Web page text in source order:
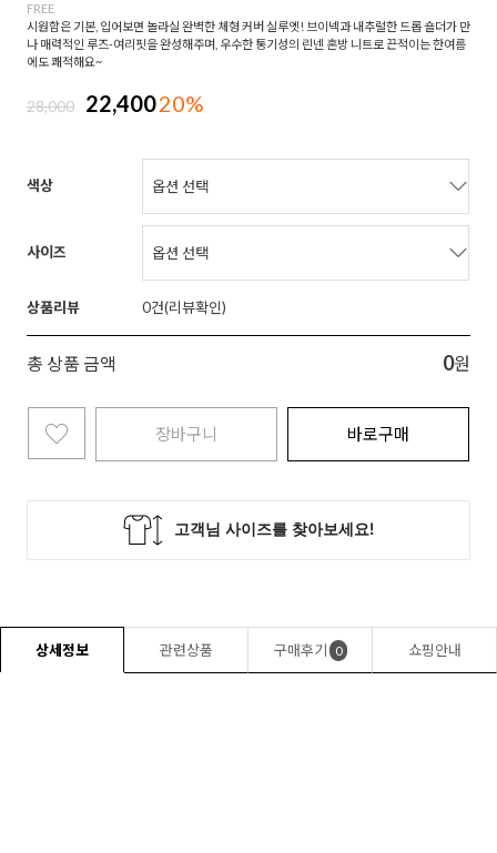
FREE
시원함은 기본, 입어보면 놀라실 완벽한 체형 커버 실루엣! 브이넥과 내추럴한 드롭 숄더가 만
나 매력적인 루즈-여리핏을 완성해주며, 우수한 통기성의 린넨 혼방 니트로 끈적이는 한여름
에도 쾌적해요~
28,000 22,40020%
색상
사이즈
상품리뷰 0
총 상품 금액 0원
장바구니 바로구매
상세정보 관련상품 구매후기 0 쇼핑안내